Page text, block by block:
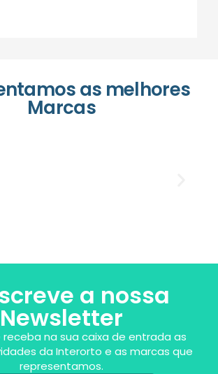
as melhores
Marcas
a nossa
Newsletter
receba na sua caixa de entrada as
da Interorto e as marcas que
representamos.